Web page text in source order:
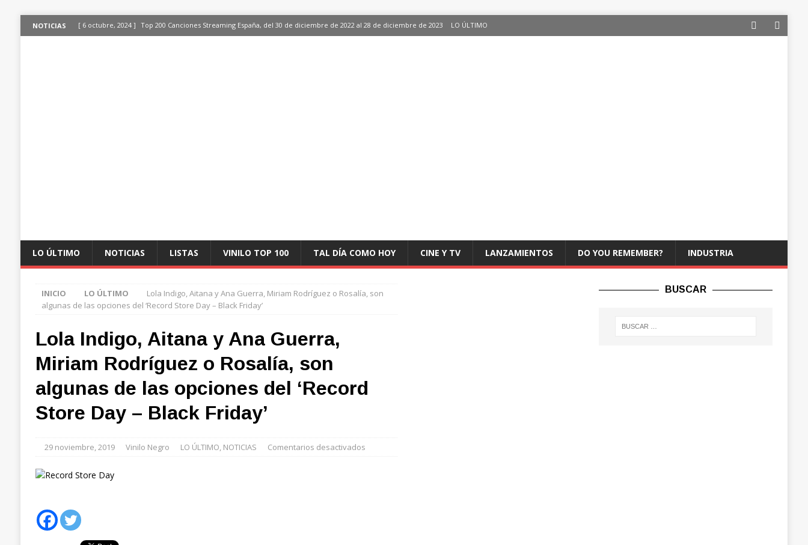
NOTICIAS [ 6 octubre, 2024 ] Top 200 Canciones Streaming España, del 30 de diciembre de 2022 al 28 de diciembre de 2023 LO ÚLTIMO
LO ÚLTIMO NOTICIAS LISTAS VINILO TOP 100 TAL DÍA COMO HOY CINE Y TV LANZAMIENTOS DO YOU REMEMBER? INDUSTRIA
INICIO LO ÚLTIMO
Lola Indigo, Aitana y Ana Guerra, Miriam Rodríguez o Rosalía, son
algunas de las opciones del ‘Record Store Day – Black Friday’
Lola Indigo, Aitana y Ana Guerra,
Miriam Rodríguez o Rosalía, son
algunas de las opciones del ‘Record
Store Day – Black Friday’
29 noviembre, 2019 Vinilo Negro LO ÚLTIMO, NOTICIAS Comentarios desactivados
BUSCAR